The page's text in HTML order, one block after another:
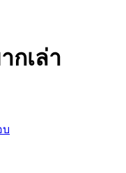
กเล่า
บ